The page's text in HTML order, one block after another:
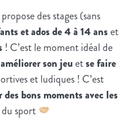
des stages (sans
et ados de 4 à 14 anset
! C’est le moment idéal de
améliorer son jeuetse faire
et ludiques ! C’est
des bons moments avec les
sport